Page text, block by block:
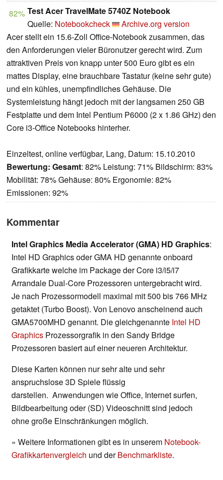
82% Test Acer TravelMate 5740Z Notebook
Quelle: Notebookcheck
Archive.org version
Acer stellt ein 15.6-Zoll Office-Notebook zusammen, das
den Anforderungen vieler Büronutzer gerecht wird. Zum
attraktiven Preis von knapp unter 500 Euro gibt es ein
mattes Display, eine brauchbare Tastatur (keine sehr gute)
und ein kühles, unempfindliches Gehäuse. Die
Systemleistung hängt jedoch mit der langsamen 250 GB
Festplatte und dem Intel Pentium P6000 (2 x 1.86 GHz) den
Core i3-Office Notebooks hinterher.
Einzeltest, online verfügbar, Lang, Datum: 15.10.2010
Bewertung: Gesamt: 82% Leistung: 71% Bildschirm: 83%
Mobilität: 78% Gehäuse: 80% Ergonomie: 82%
Emissionen: 92%
Kommentar
Intel Graphics Media Accelerator (GMA) HD Graphics:
Intel HD Graphics oder GMA HD genannte onboard
Grafikkarte welche im Package der Core i3/i5/i7
Arrandale Dual-Core Prozessoren untergebracht wird.
Je nach Prozessormodell maximal mit 500 bis 766 MHz
getaktet (Turbo Boost). Von Lenovo anscheinend auch
GMA5700MHD genannt. Die gleichgenannte Intel HD
Graphics Prozessorgrafik in den Sandy Bridge
Prozessoren basiert auf einer neueren Architektur.
Diese Karten können nur sehr alte und sehr
anspruchslose 3D Spiele flüssig
darstellen. Anwendungen wie Office, Internet surfen,
Bildbearbeitung oder (SD) Videoschnitt sind jedoch
ohne große Einschränkungen möglich.
» Weitere Informationen gibt es in unserem Notebook-
Grafikkartenvergleich und derBenchmarkliste.